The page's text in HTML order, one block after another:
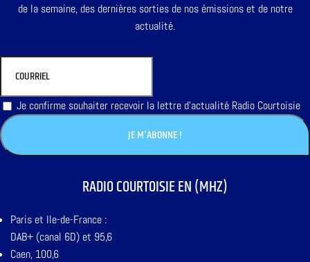
de la semaine, des dernières sorties de nos émissions et de notre
actualité.
Je confirme souhaiter recevoir la lettre d'actualité Radio Courtoisie
RADIO COURTOISIE EN (MHZ)
Paris et Ile-de-France :
DAB+ (canal 6D) et 95,6
Caen, 100,6